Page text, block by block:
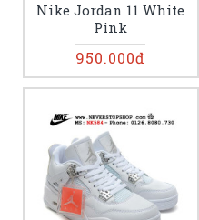
Nike Jordan 11 White
Pink
950.000đ